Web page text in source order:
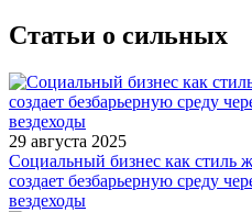
Статьи о сильных
29 августа 2025
Социальный бизнес как стиль
создает безбарьерную среду
вездеходы